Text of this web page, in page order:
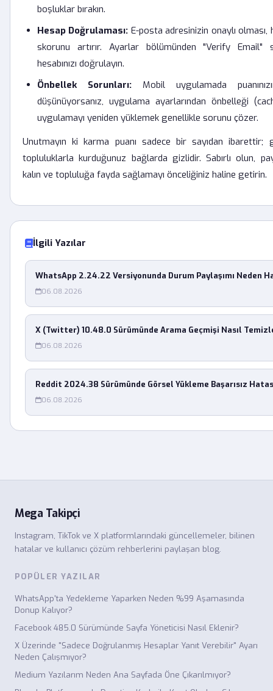
boşluklar bırakın.
Hesap Doğrulaması: E-posta adresinizin onaylı olması,
skorunu artırır. Ayarlar bölümünden "Verify Email"
hesabınızı doğrulayın.
Önbellek Sorunları: Mobil uygulamada
düşünüyorsanız, uygulama ayarlarından önbelleği
uygulamayı yeniden yüklemek genellikle sorunu çözer.
Unutmayın ki karma puanı sadece bir sayıdan ibarettir;
topluluklarla kurduğunuz bağlarda gizlidir. Sabırlı olun,
kalın ve topluluğa fayda sağlamayı önceliğiniz haline getirin.
İlgili Yazılar
WhatsApp 2.24.22 Versiyonunda Durum Paylaşımı Neden
06.08.2026
X (Twitter) 10.48.0 Sürümünde Arama Geçmişi Nasıl
06.08.2026
Reddit 2024.38 Sürümünde Görsel Yükleme Başarısız
06.08.2026
Mega Takipçi
Instagram, TikTok ve X platformlarındaki güncellemeler, bilinen
hatalar ve kullanıcı çözüm rehberlerini paylaşan blog.
POPÜLER YAZILAR
WhatsApp'ta Yedekleme Yaparken Neden %99 Aşamasında
Donup Kalıyor?
Facebook 485.0 Sürümünde Sayfa Yöneticisi Nasıl Eklenir?
X Üzerinde "Sadece Doğrulanmış Hesaplar Yanıt Verebilir" Ayarı
Neden Çalışmıyor?
Medium Yazılarım Neden Ana Sayfada Öne Çıkarılmıyor?